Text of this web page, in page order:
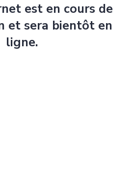
est en cours de
et sera bientôt en
ligne.